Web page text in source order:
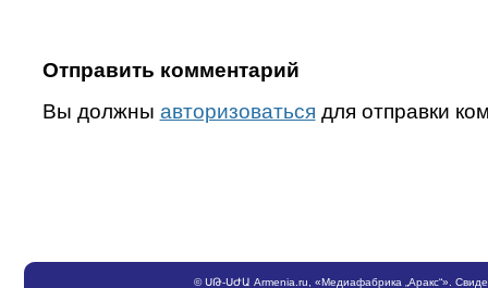
Отправить комментарий
Вы должны авторизоваться для отправки
©ՍԹ-ՍԺԱ Armenia.ru , «Медиафабрика „Аракс“».